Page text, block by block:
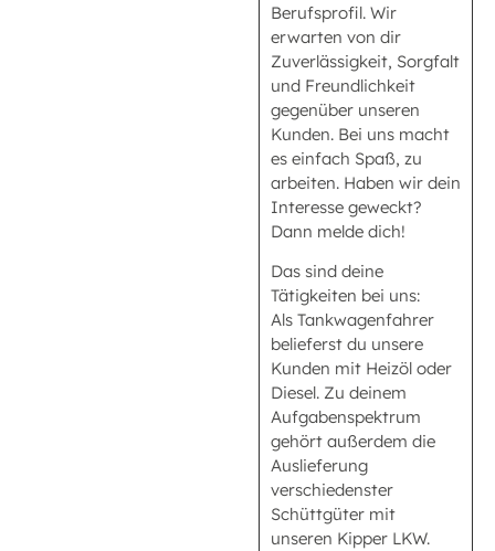
Berufsprofil. Wir
erwarten von dir
Zuverlässigkeit, Sorgfalt
und Freundlichkeit
gegenüber unseren
Kunden. Bei uns macht
es einfach Spaß, zu
arbeiten. Haben wir dein
Interesse geweckt?
Dann melde dich!
Das sind deine
Tätigkeiten bei uns:
Als Tankwagenfahrer
belieferst du unsere
Kunden mit Heizöl oder
Diesel. Zu deinem
Aufgabenspektrum
gehört außerdem die
Auslieferung
verschiedenster
Schüttgüter mit
unseren Kipper LKW.